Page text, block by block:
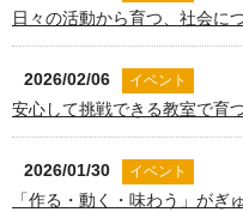
日々の活動から育つ、社会に
2026/02/06 イベント
安心して挑戦できる教室で育
2026/01/30 イベント
「作る・動く・味わう」がぎ